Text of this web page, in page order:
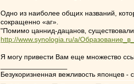
Одно из наиболее общих названий,
сокращенно «аг».
"Помимо цаннид-дацанов,
http://www.synologia.ru/a/
Я могу привести Вам еще множество
Безукоризненная вежливость японцев -